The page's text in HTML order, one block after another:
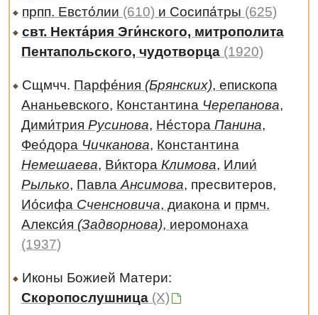
прпп. Евсто́лии (610) и Сосипа́тры (625)
свт. Некта́рия Эги́нского, митрополита
Пентапольского, чудотворца (1920)
Сщмчч. Парфе́ния (Брянских), епископа
Ананьевского, Константина Черепанова,
Дими́трия Русинова, Не́стора Панина,
Фео́дора Чичканова, Константина
Немешаева, Ви́ктора Климова, Илии́
Рылько, Павла Ансимова, пресвитеров,
Ио́сифа Сченсновича, диакона и прмч.
Алекси́я (Задворнова), иеромонаха
(1937)
Иконы Божией Матери:
Скоропослушница (X)